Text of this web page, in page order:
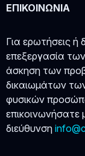
ΕΠΙΚΟΙΝΩΝΙΑ
Για ερωτήσεις ή
επεξεργασία
άσκηση των
δικαιωμάτων
φυσικών
επικοινωνήσατε
διεύθυνση